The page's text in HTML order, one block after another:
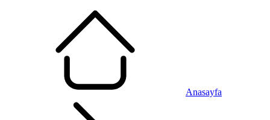
Anasayfa